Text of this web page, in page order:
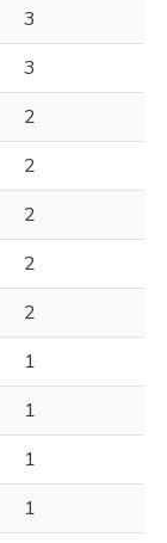
3
3
2
2
2
2
2
1
1
1
1